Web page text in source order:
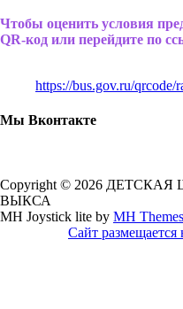
Чтобы оценить условия
QR-код или перейдите по
https://bus.gov.ru/qrcode/
Мы Вконтакте
Copyright © 2026
ВЫКСА
MH Joystick lite by MH Themes
Сайт размещается